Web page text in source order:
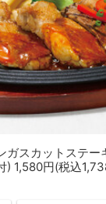
ガスカットステー
) 1,580円(税込